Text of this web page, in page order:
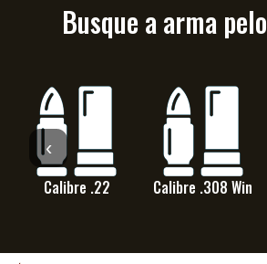
Busque a arma pelo
‹
Calibre .22 Calibre .308 Win